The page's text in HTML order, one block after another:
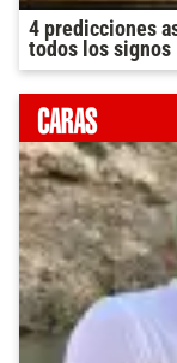
4 predicciones
todos los signos